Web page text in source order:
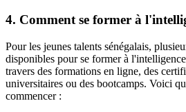
4. Comment se former à
Pour les jeunes talents sénégalais,
disponibles pour se former à
travers des formations en ligne, des
universitaires ou des bootcamps. Voici
commencer :